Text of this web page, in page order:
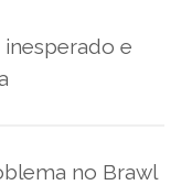
e
no Brawl